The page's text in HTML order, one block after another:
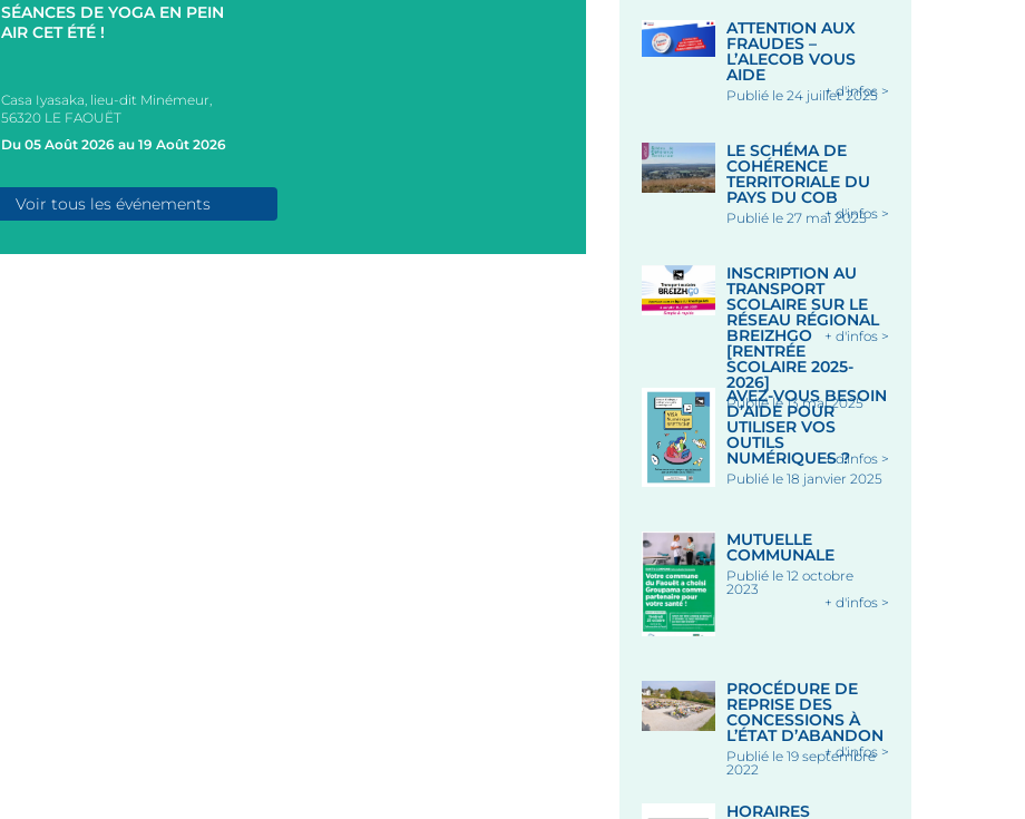
SÉANCES DE YOGA EN PEIN
AIR CET ÉTÉ !
Casa Iyasaka, lieu-dit Minémeur,
56320 LE FAOUËT
Du 05 Août 2026 au 19 Août 2026
DES HALLES
Place des Halles, 56320 LE
Le 12 Août 2026
QUINTUOR À CORDES
CHAPELLE SAINT-
Chapelle Saint-Fiacre, lieu-
Le 18 Août 2026
Voir tous les événements
ATTENTION AUX
FRAUDES –
L’ALECOB VOUS
AIDE
Publié le 24 juillet 2025
+ d'infos >
LE SCHÉMA DE
COHÉRENCE
TERRITORIALE DU
PAYS DU COB
Publié le 27 mai 2025
+ d'infos >
INSCRIPTION AU
TRANSPORT
SCOLAIRE SUR LE
RÉSEAU RÉGIONAL
BREIZHGO
[RENTRÉE
SCOLAIRE 2025-
2026]
Publié le 13 mai 2025
+ d'infos >
AVEZ-VOUS BESOIN
D’AIDE POUR
UTILISER VOS
OUTILS
NUMÉRIQUES ?
Publié le 18 janvier 2025
+ d'infos >
MUTUELLE
COMMUNALE
Publié le 12 octobre
2023
+ d'infos >
PROCÉDURE DE
REPRISE DES
CONCESSIONS À
L’ÉTAT D’ABANDON
Publié le 19 septembre
2022
+ d'infos >
HORAIRES